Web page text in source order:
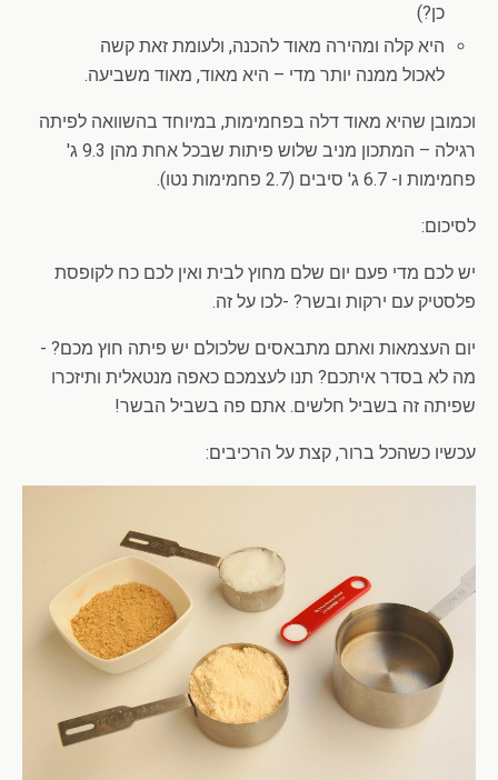
כן?)
היא קלה ומהירה מאוד להכנה, ולעומת זאת קשה
לאכול ממנה יותר מדי – היא מאוד, מאוד משביעה.
וכמובן שהיא מאוד דלה בפחמימות, במיוחד בהשוואה לפיתה
רגילה – המתכון מניב שלוש פיתות שבכל אחת מהן 9.3 ג'
פחמימות ו- 6.7 ג' סיבים (2.7 פחמימות נטו).
לסיכום:
יש לכם מדי פעם יום שלם מחוץ לבית ואין לכם כח לקופסת
פלסטיק עם ירקות ובשר? -לכו על זה.
יום העצמאות ואתם מתבאסים שלכולם יש פיתה חוץ מכם? -
מה לא בסדר איתכם? תנו לעצמכם כאפה מנטאלית ותיזכרו
שפיתה זה בשביל חלשים. אתם פה בשביל הבשר!
עכשיו כשהכל ברור, קצת על הרכיבים: